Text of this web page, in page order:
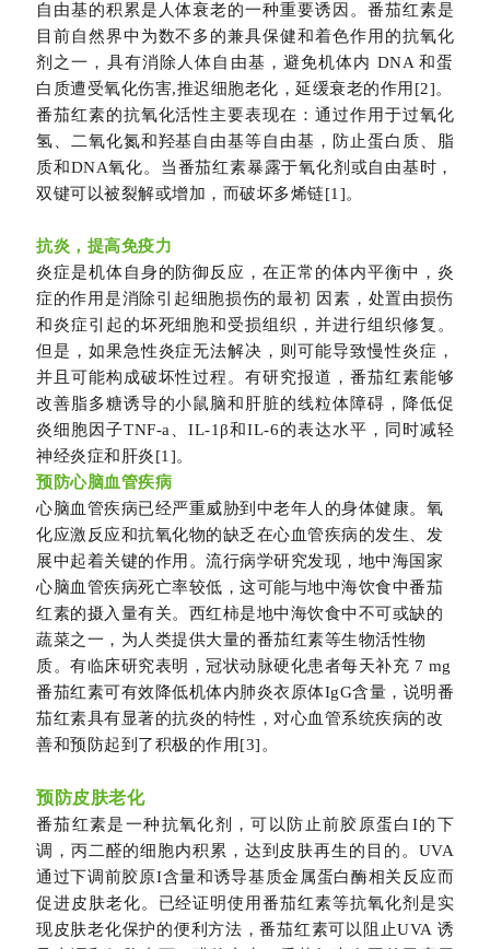
自由基的积累是人体衰老的一种重要诱因。番茄红素是
目前自然界中为数不多的兼具保健和着色作用的抗氧化
剂之一，具有消除人体自由基，避免机体内 DNA 和蛋
白质遭受氧化伤害,推迟细胞老化，延缓衰老的作用[2]。
番茄红素的抗氧化活性主要表现在：通过作用于过氧化
氢、二氧化氮和羟基自由基等自由基，防止蛋白质、脂
质和DNA氧化。当番茄红素暴露于氧化剂或自由基时，
双键可以被裂解或增加，而破坏多烯链[1]。
抗炎，提高免疫力
炎症是机体自身的防御反应，在正常的体内平衡中，炎
症的作用是消除引起细胞损伤的最初 因素，处置由损伤
和炎症引起的坏死细胞和受损组织，并进行组织修复。
但是，如果急性炎症无法解决，则可能导致慢性炎症，
并且可能构成破坏性过程。有研究报道，番茄红素能够
改善脂多糖诱导的小鼠脑和肝脏的线粒体障碍，降低促
炎细胞因子TNF-a、IL-1β和IL-6的表达水平，同时减轻
神经炎症和肝炎[1]。
预防心脑血管疾病
心脑血管疾病已经严重威胁到中老年人的身体健康。氧
化应激反应和抗氧化物的缺乏在心血管疾病的发生、发
展中起着关键的作用。流行病学研究发现，地中海国家
心脑血管疾病死亡率较低，这可能与地中海饮食中番茄
红素的摄入量有关。西红柿是地中海饮食中不可或缺的
蔬菜之一，为人类提供大量的番茄红素等生物活性物
质。有临床研究表明，冠状动脉硬化患者每天补充 7 mg
番茄红素可有效降低机体内肺炎衣原体IgG含量，说明番
茄红素具有显著的抗炎的特性，对心血管系统疾病的改
善和预防起到了积极的作用[3]。
预防皮肤老化
番茄红素是一种抗氧化剂，可以防止前胶原蛋白I的下
调，丙二醛的细胞内积累，达到皮肤再生的目的。UVA
通过下调前胶原I含量和诱导基质金属蛋白酶相关反应而
促进皮肤老化。已经证明使用番茄红素等抗氧化剂是实
现皮肤老化保护的便利方法，番茄红素可以阻止UVA 诱